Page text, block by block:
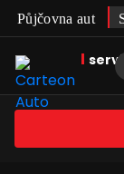
Půjčovna aut